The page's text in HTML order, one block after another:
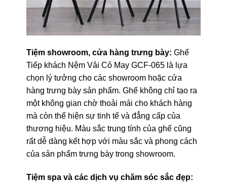
Tiệm showroom, cửa hàng trưng bày: Ghế
Tiếp khách Nệm Vải Cỏ May GCF-065 là lựa
chọn lý tưởng cho các showroom hoặc cửa
hàng trưng bày sản phẩm. Ghế không chỉ tạo ra
một không gian chờ thoải mái cho khách hàng
mà còn thể hiện sự tinh tế và đẳng cấp của
thương hiệu. Màu sắc trung tính của ghế cũng
rất dễ dàng kết hợp với màu sắc và phong cách
của sản phẩm trưng bày trong showroom.
Tiệm spa và các dịch vụ chăm sóc sắc đẹp: